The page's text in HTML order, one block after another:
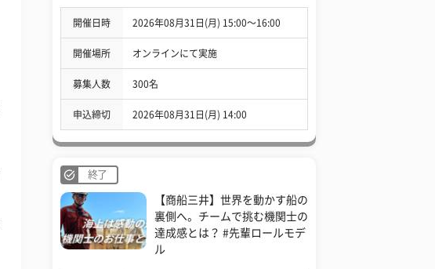
開催日時 2026年08月31日(月) 15:00〜16:00
開催場所 オンラインにて実施
募集人数 300名
申込締切 2026年08月31日(月) 14:00
終了
【商船三井】世界を動かす船の
裏側へ。チームで挑む機関士の
達成感とは？ #先輩ロールモデ
ル